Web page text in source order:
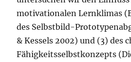
motivationalen Lernklimas
des Selbstbild-
& Kessels 2002) und (3) des
Fähigkeitsselbstkonzepts